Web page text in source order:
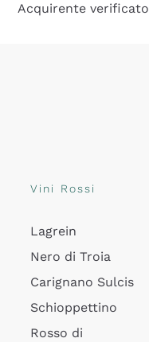
Acquirente verificato
Vini Rossi
Lagrein
Nero di Troia
Carignano Sulcis
Schioppettino
Rosso di